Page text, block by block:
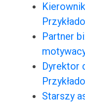
Partner
Dyrektor
Starszy